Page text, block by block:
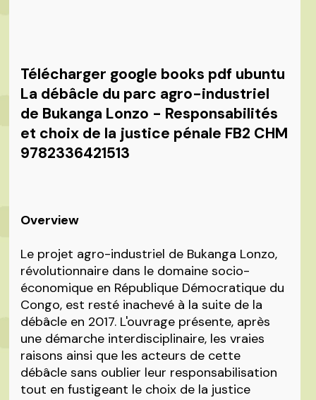
Télécharger google books pdf ubuntu
La débâcle du parc agro-industriel
de Bukanga Lonzo - Responsabilités
et choix de la justice pénale FB2 CHM
9782336421513
Overview
Le projet agro-industriel de Bukanga Lonzo,
révolutionnaire dans le domaine socio-
économique en République Démocratique du
Congo, est resté inachevé à la suite de la
débâcle en 2017. L'ouvrage présente, après
une démarche interdisciplinaire, les vraies
raisons ainsi que les acteurs de cette
débâcle sans oublier leur responsabilisation
tout en fustigeant le choix de la justice